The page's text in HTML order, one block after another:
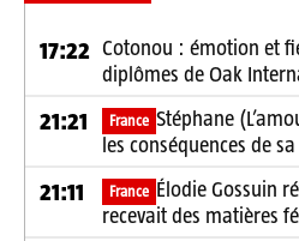
17:22 Cotonou : émotion et
diplômes de Oak
21:21 France Stéphane
les conséquences de
21:11 France Élodie Gossuin
recevait des matières